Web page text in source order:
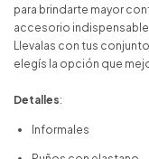
para brindarte mayor
accesorio
Llevalas con tus
elegís la opción que
Detalles:
Informales